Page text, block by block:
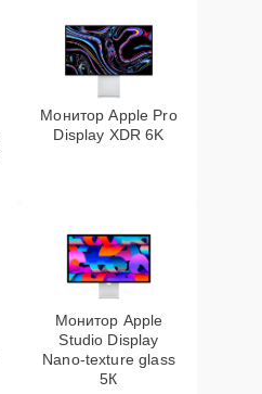
Монитор Apple Pro
Display XDR 6K
Монитор Apple
Studio Display
Nano-texture glass
5К